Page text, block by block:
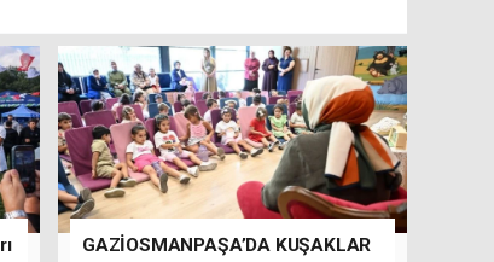
GAZİOSMANPAŞA’DA KUŞAKLAR